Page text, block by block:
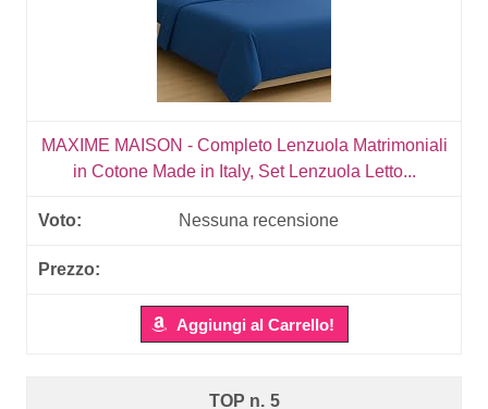
MAXIME MAISON - Completo Lenzuola Matrimoniali
in Cotone Made in Italy, Set Lenzuola Letto...
Nessuna recensione
Aggiungi al Carrello!
5